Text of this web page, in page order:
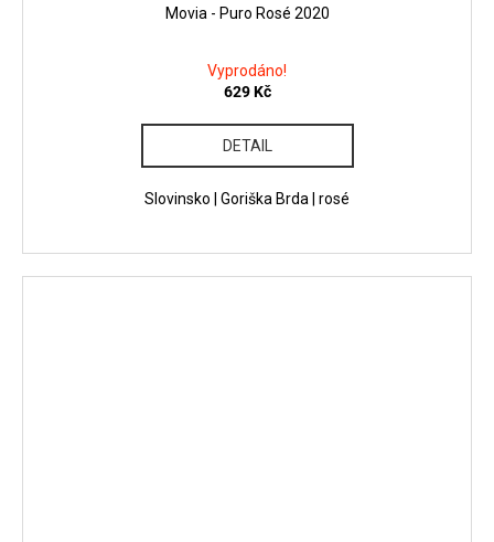
Movia - Puro Rosé 2020
Vyprodáno!
629 Kč
DETAIL
Slovinsko | Goriška Brda | rosé